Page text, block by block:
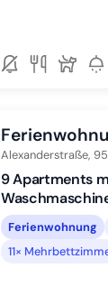
Alexanderstraße,
9 Apartments
Ferienwohnung
11×